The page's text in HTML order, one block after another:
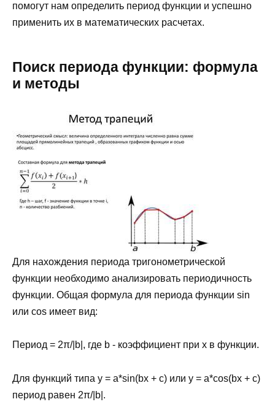
помогут нам определить период функции и успешно
применить их в математических расчетах.
Поиск периода функции: формула
и методы
Для нахождения периода тригонометрической
функции необходимо анализировать периодичность
функции. Общая формула для периода функции sin
или cos имеет вид:
Период = 2π/|b|, где b - коэффициент при x в функции.
Для функций типа y = a*sin(bx + c) или y = a*cos(bx + c)
период равен 2π/|b|.